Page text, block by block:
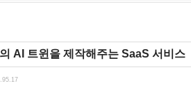
AI 트윈을 제작해주는 SaaS 서비스